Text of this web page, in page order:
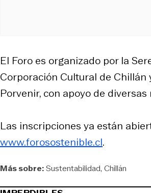
El Foro es organizado por la
Corporación Cultural de Chillán
Porvenir, con apoyo de diversas
Las inscripciones ya están
www.forosostenible.cl.
Más sobre:Sustentabilidad Chillán